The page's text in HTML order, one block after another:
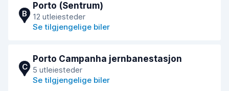
B
Porto (Sentrum)
12 utleiesteder
Se tilgjengelige biler
C
Porto Campanha jernbanestasjon
5 utleiesteder
Se tilgjengelige biler